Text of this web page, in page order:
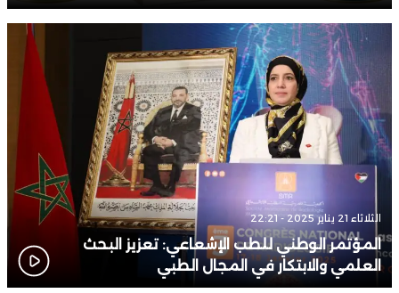
الثلاثاء 21 يناير 2025 - 22:21
المؤتمر الوطني للطب الإشعاعي: تعزيز البحث
العلمي والابتكار في المجال الطبي